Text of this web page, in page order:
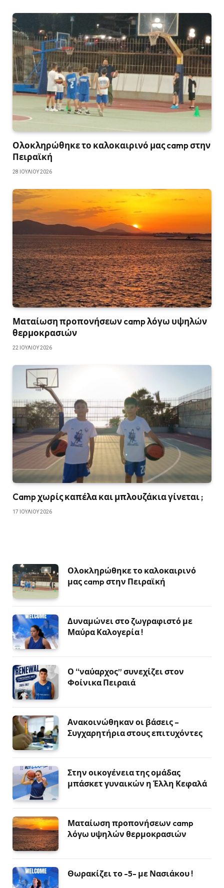
Ολοκληρώθηκε το καλοκαιρινό μας camp στην
Πειραϊκή
28 ΙΟΥΛΊΟΥ 2026
Ματαίωση προπονήσεων camp λόγω υψηλών
θερμοκρασιών
22 ΙΟΥΛΊΟΥ 2026
Camp χωρίς καπέλα και μπλουζάκια γίνεται ;
17 ΙΟΥΛΊΟΥ 2026
Ολοκληρώθηκε το καλοκαιρινό
μας camp στην Πειραϊκή
Δυναμώνει στο ζωγραφιστό με
Μαύρα Καλογερία !
Ο “ναύαρχος” συνεχίζει στον
Φοίνικα Πειραιά
Ανακοινώθηκαν οι βάσεις –
Συγχαρητήρια στους επιτυχόντες
Στην οικογένεια της ομάδας
μπάσκετ γυναικών η Έλλη Κεφαλά
Ματαίωση προπονήσεων camp
λόγω υψηλών θερμοκρασιών
Θωρακίζει το -5- με Νασιάκου !